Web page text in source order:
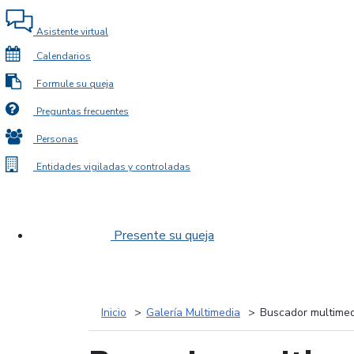
Asistente virtual
Calendarios
Formule su queja
Preguntas frecuentes
Personas
Entidades vigiladas y controladas
Presente su queja
Inicio Galería Multimedia Buscador